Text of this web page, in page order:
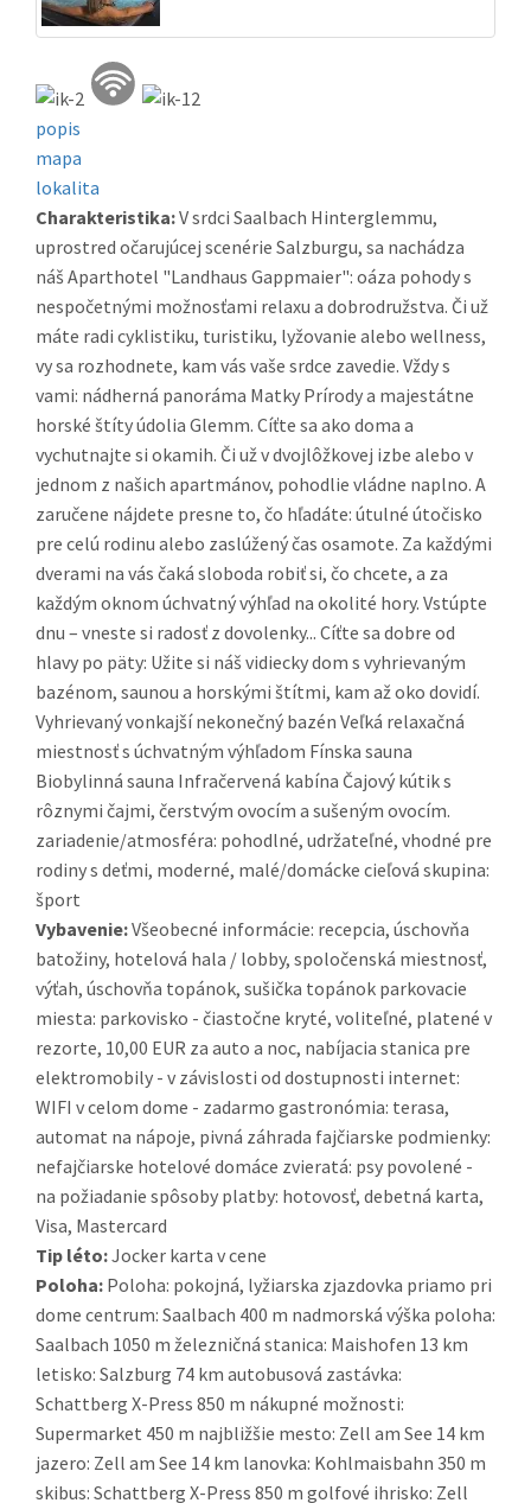
popis
mapa
lokalita
Charakteristika:V srdci Saalbach Hinterglemmu,
uprostred očarujúcej scenérie Salzburgu, sa nachádza
náš Aparthotel "Landhaus Gappmaier": oáza pohody s
nespočetnými možnosťami relaxu a dobrodružstva. Či už
máte radi cyklistiku, turistiku, lyžovanie alebo wellness,
vy sa rozhodnete, kam vás vaše srdce zavedie. Vždy s
vami: nádherná panoráma Matky Prírody a majestátne
horské štíty údolia Glemm. Cíťte sa ako doma a
vychutnajte si okamih. Či už v dvojlôžkovej izbe alebo v
jednom z našich apartmánov, pohodlie vládne naplno. A
zaručene nájdete presne to, čo hľadáte: útulné útočisko
pre celú rodinu alebo zaslúžený čas osamote. Za každými
dverami na vás čaká sloboda robiť si, čo chcete, a za
každým oknom úchvatný výhľad na okolité hory. Vstúpte
dnu – vneste si radosť z dovolenky... Cíťte sa dobre od
hlavy po päty: Užite si náš vidiecky dom s vyhrievaným
bazénom, saunou a horskými štítmi, kam až oko dovidí.
Vyhrievaný vonkajší nekonečný bazén Veľká relaxačná
miestnosť s úchvatným výhľadom Fínska sauna
Biobylinná sauna Infračervená kabína Čajový kútik s
rôznymi čajmi, čerstvým ovocím a sušeným ovocím.
zariadenie/atmosféra: pohodlné, udržateľné, vhodné pre
rodiny s deťmi, moderné, malé/domácke cieľová skupina:
šport
Vybavenie:Všeobecné informácie: recepcia, úschovňa
batožiny, hotelová hala / lobby, spoločenská miestnosť,
výťah, úschovňa topánok, sušička topánok parkovacie
miesta: parkovisko - čiastočne kryté, voliteľné, platené v
rezorte, 10,00 EUR za auto a noc, nabíjacia stanica pre
elektromobily - v závislosti od dostupnosti internet:
WIFI v celom dome - zadarmo gastronómia: terasa,
automat na nápoje, pivná záhrada fajčiarske podmienky:
nefajčiarske hotelové domáce zvieratá: psy povolené -
na požiadanie spôsoby platby: hotovosť, debetná karta,
Visa, Mastercard
Tip léto:Jocker karta v cene
Poloha: Poloha: pokojná, lyžiarska zjazdovka priamo pri
dome centrum: Saalbach 400 m nadmorská výška poloha:
Saalbach 1050 m železničná stanica: Maishofen 13 km
letisko: Salzburg 74 km autobusová zastávka:
Schattberg X-Press 850 m nákupné možnosti:
Supermarket 450 m najbližšie mesto: Zell am See 14 km
jazero: Zell am See 14 km lanovka: Kohlmaisbahn 350 m
skibus: Schattberg X-Press 850 m golfové ihrisko: Zell